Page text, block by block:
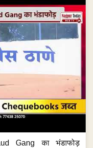
Gang का भंडाफोड़